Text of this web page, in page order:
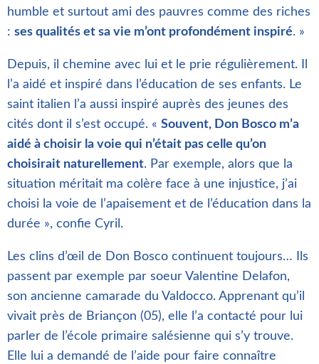
humble et surtout ami des pauvres comme des riches
: ses qualités et sa vie m’ont profondément inspiré. »
Depuis, il chemine avec lui et le prie régulièrement. Il
l’a aidé et inspiré dans l’éducation de ses enfants. Le
saint italien l’a aussi inspiré auprès des jeunes des
cités dont il s’est occupé. « Souvent, Don Bosco m’a
aidé à choisir la voie qui n’était pas celle qu’on
choisirait naturellement. Par exemple, alors que la
situation méritait ma colère face à une injustice, j’ai
choisi la voie de l’apaisement et de l’éducation dans la
durée », confie Cyril.
Les clins d’œil de Don Bosco continuent toujours… Ils
passent par exemple par soeur Valentine Delafon,
son ancienne camarade du Valdocco. Apprenant qu’il
vivait près de Briançon (05), elle l’a contacté pour lui
parler de l’école primaire salésienne qui s’y trouve.
Elle lui a demandé de l’aide pour faire connaître